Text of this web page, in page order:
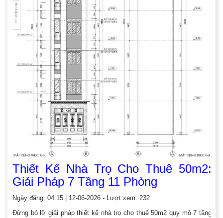
Thiết Kế Nhà Trọ Cho Thuê 50m2:
Giải Pháp 7 Tầng 11 Phòng
Ngày đăng: 04:15 | 12-06-2026 - Lượt xem: 232
Đừng bỏ lỡ giải pháp thiết kế nhà trọ cho thuê 50m2 quy mô 7 tầng